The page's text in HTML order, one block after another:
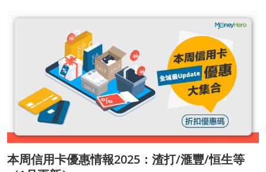
本周信用卡優惠情報2025：渣打/滙豐/恒生等